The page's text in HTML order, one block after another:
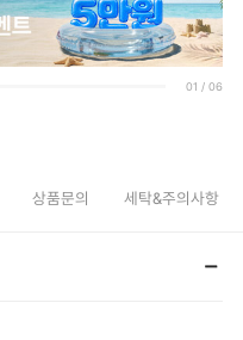
01 / 06
상품문의 세탁&주의사항